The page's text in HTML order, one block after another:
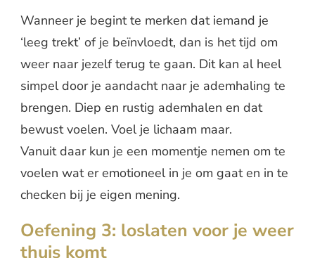
Wanneer je begint te merken dat iemand je
‘leeg trekt’ of je beïnvloedt, dan is het tijd om
weer naar jezelf terug te gaan. Dit kan al heel
simpel door je aandacht naar je ademhaling te
brengen. Diep en rustig ademhalen en dat
bewust voelen. Voel je lichaam maar.
Vanuit daar kun je een momentje nemen om te
voelen wat er emotioneel in je om gaat en in te
checken bij je eigen mening.
Oefening 3: loslaten voor je weer
thuis komt